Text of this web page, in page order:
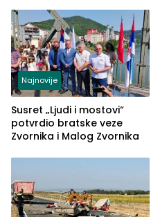
Najnovije
Susret „Ljudi i mostovi“
potvrdio bratske veze
Zvornika i Malog Zvornika